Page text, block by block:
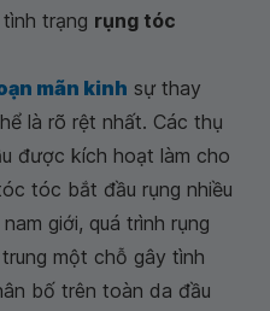
trạng rụng tóc
mãn kinh sự thay
là rõ rệt nhất. Các thụ
được kích hoạt làm cho
tóc bắt đầu rụng nhiều
giới, quá trình rụng
một chỗ gây tình
bố trên toàn da đầu